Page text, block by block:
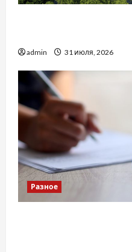
admin 31 июля, 2026
Разное